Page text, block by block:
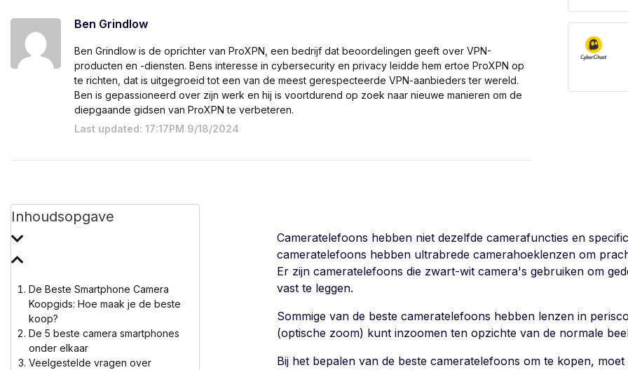
Ben Grindlow
Ben Grindlow is de oprichter van ProXPN, een bedrijf dat beoordelingen geeft over VPN-
producten en -diensten. Bens interesse in cybersecurity en privacy leidde hem ertoe ProXPN op
te richten, dat is uitgegroeid tot een van de meest gerespecteerde VPN-aanbieders ter wereld.
Ben is gepassioneerd over zijn werk en hij is voortdurend op zoek naar nieuwe manieren om de
diepgaande gidsen van ProXPN te verbeteren.
Last updated: 17:17PM 9/18/2024
Inhoudsopgave
De Beste Smartphone Camera
Koopgids: Hoe maak je de beste
koop?
De 5 beste camera smartphones
onder elkaar
Veelgestelde vragen over
Cameratelefoons hebben niet dezelfde camerafuncties en
cameratelefoons hebben ultrabrede camerahoeklenzen om
Er zijn cameratelefoons die zwart-wit camera's gebruiken om
vast te leggen.
Sommige van de beste cameratelefoons hebben lenzen in
(optische zoom) kunt inzoomen ten opzichte van de normale
Bij het bepalen van de beste cameratelefoons om te kopen,